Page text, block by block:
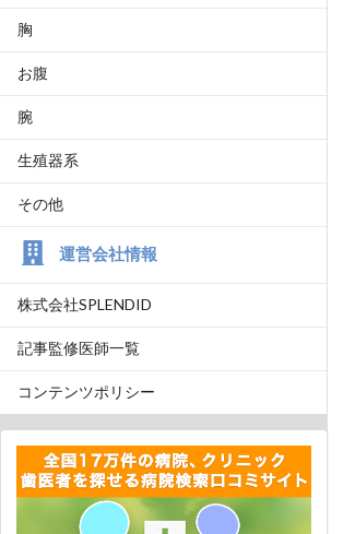
胸
お腹
腕
生殖器系
その他
運営会社情報
株式会社SPLENDID
記事監修医師一覧
コンテンツポリシー